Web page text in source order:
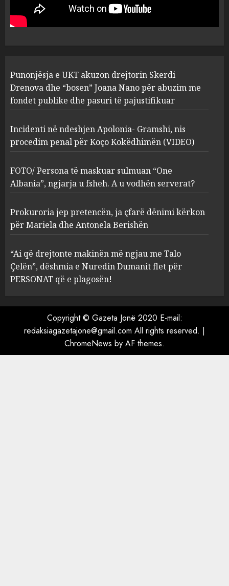
1
“bosen” Joana Nano për
abuzim me fondet publike dhe
pasuri të pajustifikuar
2
Apolonia- Gramshi, nis
procedim penal për Koço
Kokëdhimën (VIDEO)
MARCH 27, 2025
3
FOTO/ Persona të maskuar
sulmuan “One Albania”,
ngjarja u fsheh. A u vodhën
serverat?
MARCH 25, 2025
4
Prokuroria jep pretencën, ja
çfarë dënimi kërkon për
Berishën
MARCH 25, 2025
“Ai që drejtonte makinën më
ngjau me Talo Çelën”,
dëshmia e Nuredin Dumanit
flet për PERSONAT që e
plagosën!
Punonjësja e UKT akuzon drejtorin Skerdi
Drenova dhe “bosen” Joana Nano për abuzim me
fondet publike dhe pasuri të pajustifikuar
Incidenti në ndeshjen Apolonia- Gramshi, nis
procedim penal për Koço Kokëdhimën (VIDEO)
FOTO/ Persona të maskuar sulmuan “One
Albania”, ngjarja u fsheh. A u vodhën serverat?
Prokuroria jep pretencën, ja çfarë dënimi kërkon
për Mariela dhe Antonela Berishën
“Ai që drejtonte makinën më ngjau me Talo
Çelën”, dëshmia e Nuredin Dumanit flet për
PERSONAT që e plagosën!
Copyright © Gazeta Jonë 2020 E-mail:
redaksiagazetajone@gmail.com All rights reserved. |
ChromeNews by AF themes.